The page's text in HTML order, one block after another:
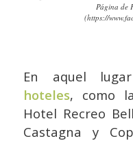
Página de
(https://
En aquel
hoteles, como
Hotel Recreo
Castagna y